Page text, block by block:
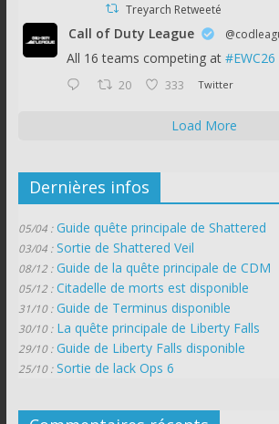
Treyarch Retweeté
Call of Duty League
All 16 teams competing at #EWC26
20 333 Twitter
Load More
Dernières infos
05/04 : Guide quête principale de Shattered
03/04 : Sortie de Shattered Veil
08/12 : Guide de la quête principale de CDM
05/12 : Citadelle de morts est disponible
31/10 : Guide de Terminus disponible
30/10 : La quête principale de Liberty Falls
29/10 : Guide de Liberty Falls disponible
25/10 : Sortie de lack Ops 6